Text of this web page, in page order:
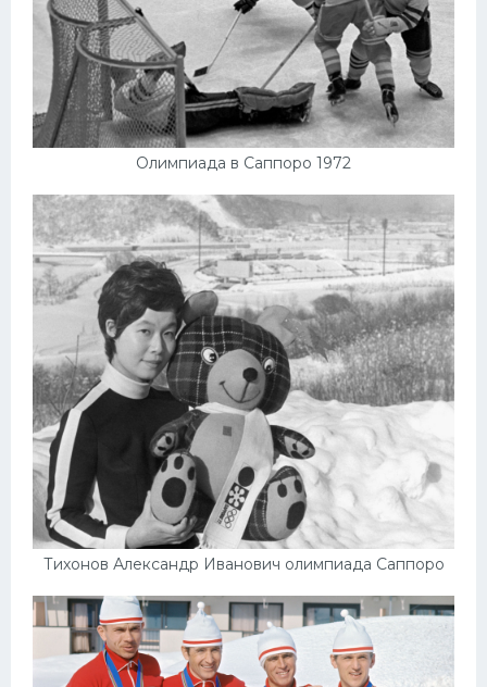
Олимпиада в Саппоро 1972
Тихонов Александр Иванович олимпиада Саппоро